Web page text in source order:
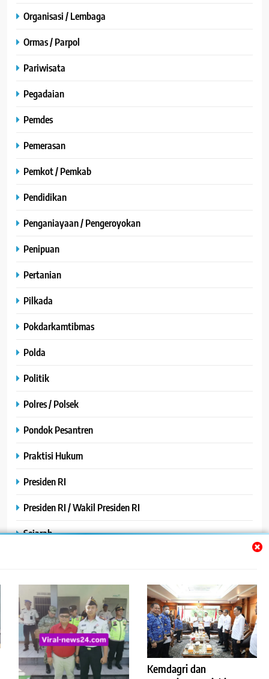
Kemdagri dan
Organisasi / Lembaga
Ormas / Parpol
Pariwisata
Pegadaian
Pemdes
Pemerasan
Pemkot / Pemkab
Pendidikan
Penganiayaan / Pengeroyokan
Penipuan
Pertanian
Pilkada
Pokdarkamtibmas
Polda
Politik
Polres / Polsek
Pondok Pesantren
Praktisi Hukum
Presiden RI
Presiden RI / Wakil Presiden RI
Sejarah
SPPG /MBG
TNI AU
TNI POLRI
Uncategorized